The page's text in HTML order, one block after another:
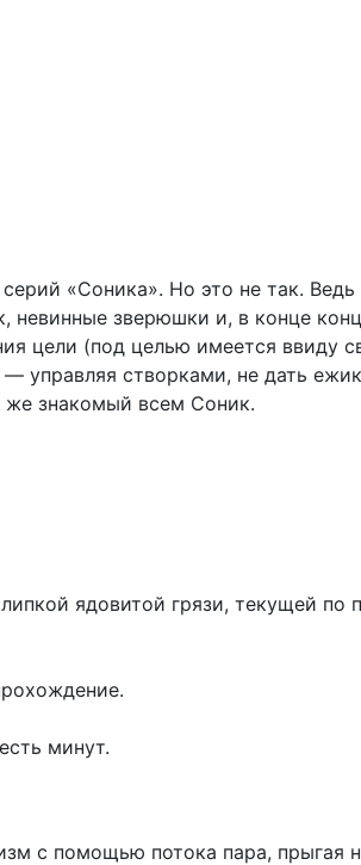
«Соника». Но это не так.
зверюшки и, в конце
цели (под целью имеется ввиду
управляя створками, не дать
знакомый всем Соник.
ядовитой грязи, текущей
минут.
с помощью потока пара, прыгая